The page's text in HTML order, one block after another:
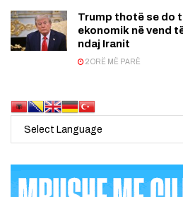
Trump thotë se do
ekonomik në vend
ndaj Iranit
2 ORË MË PARË